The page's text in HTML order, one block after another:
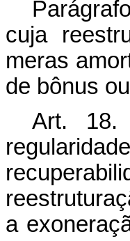
cuja
meras
de bônus
Art. 18.
a